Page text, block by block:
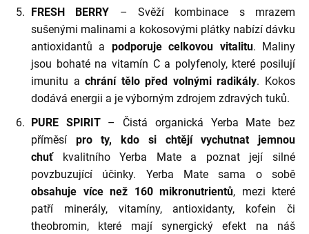
FRESH BERRY – Svěží kombinace s mrazem
sušenými malinami a kokosovými plátky nabízí dávku
antioxidantů a podporuje celkovou vitalitu. Maliny
jsou bohaté na vitamín C a polyfenoly, které posilují
imunitu achrání tělo před volnými radikály. Kokos
dodává energii a je výborným zdrojem zdravých tuků.
PURE SPIRIT– Čistá organická Yerba Mate bez
příměsí pro ty, kdo si chtějí vychutnat jemnou
chuťkvalitního Yerba Mate a poznat její silné
povzbuzující účinky. Yerba Mate sama o sobě
obsahuje více než 160 mikronutrientů, mezi které
patří minerály, vitamíny, antioxidanty, kofein či
theobromin, které mají synergický efekt na náš